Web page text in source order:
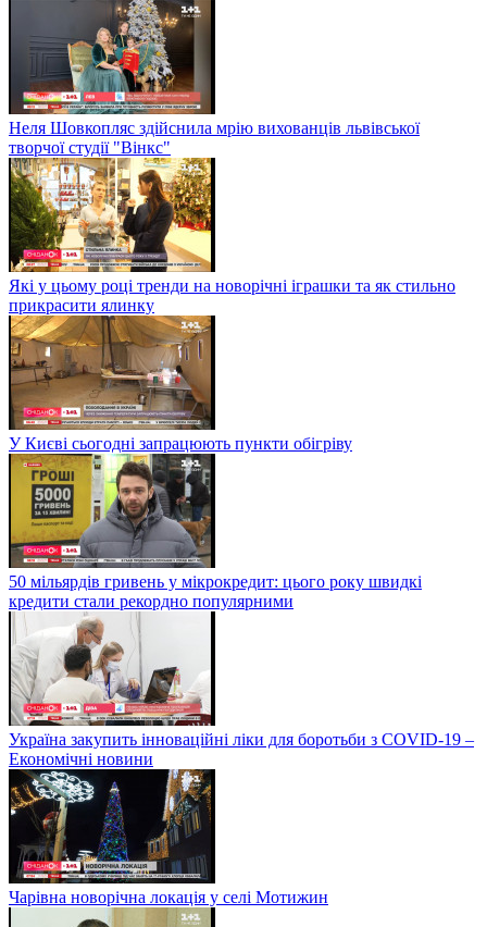
Неля Шовкопляс здійснила мрію вихованців львівської
творчої студії "Вінкс"
Які у цьому році тренди на новорічні іграшки та як стильно
прикрасити ялинку
У Києві сьогодні запрацюють пункти обігріву
50 мільярдів гривень у мікрокредит: цього року швидкі
кредити стали рекордно популярними
Україна закупить інноваційні ліки для боротьби з COVID-19 –
Економічні новини
Чарівна новорічна локація у селі Мотижин